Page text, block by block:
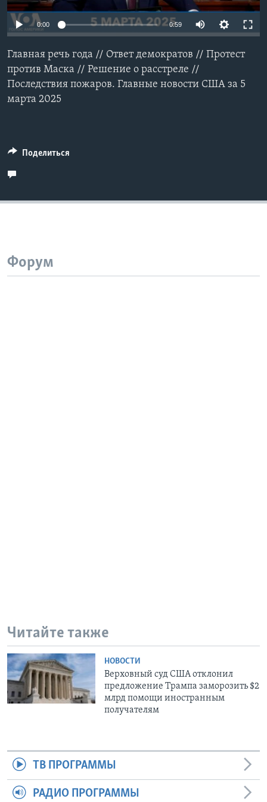
Learning English
СОЦИАЛЬНЫЕ СЕТИ
0:00 0:59
480p
Главная речь года // Ответ демократов // Протест
против Маска // Решение о расстреле //
Последствия пожаров. Главные новости США за 5
марта 2025
Поделиться
Форум
Читайте также
НОВОСТИ
Верховный суд США отклонил
предложение Трампа заморозить $2
млрд помощи иностранным
получателям
ТВ ПРОГРАММЫ
РАДИО ПРОГРАММЫ